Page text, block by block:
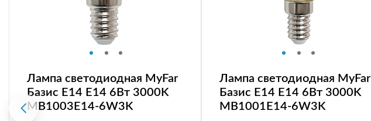
Лампа светодиодная MyFar
Базис E14 E14 6Вт 3000K
MB1003E14-6W3K
Лампа светодиодная MyFar
Базис E14 E14 6Вт 3000K
MB1001E14-6W3K